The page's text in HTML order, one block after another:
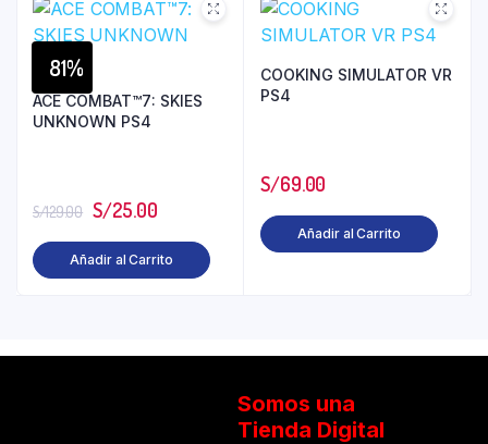
81%
ACE COMBAT™7: SKIES
UNKNOWN PS4
S/129.00 S/25.00
Añadir al Carrito
COOKING SIMULATOR VR
PS4
S/69.00
Añadir al Carrito
Somos una
Tienda Digital